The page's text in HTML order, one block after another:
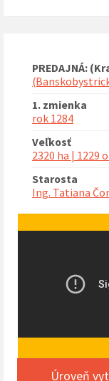
PREDAJNÁ:
1. zmienka
rok 1284
Veľkosť
2320 ha | 1229
Starosta
Ing. Tatiana
Úroveň